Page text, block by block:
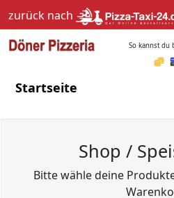
zurück nach
So kannst du
Startseite
Shop /
Bitte wähle deine